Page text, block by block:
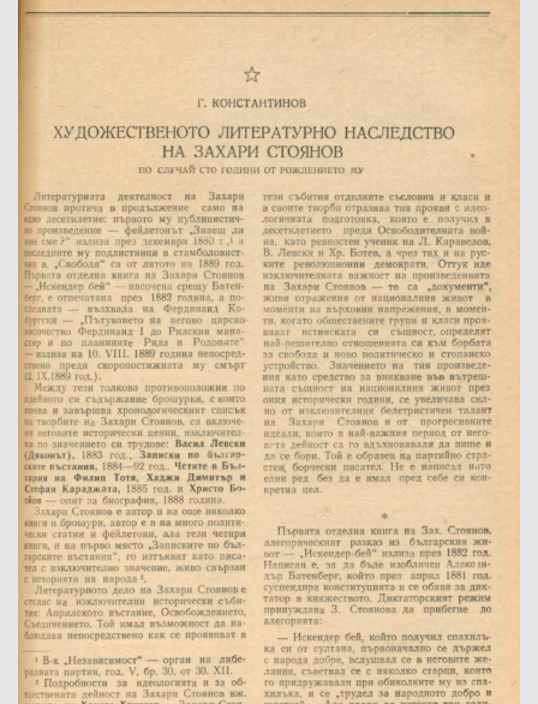
Име на изданието:
Номер:
Град на издаване:
Страници от-до:
Държател:
Забележка: